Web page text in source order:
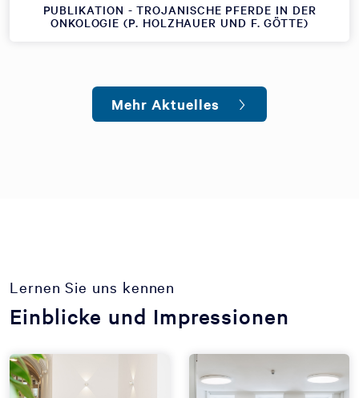
PUBLIKATION - TROJANISCHE PFERDE IN DER
ONKOLOGIE (P. HOLZHAUER UND F. GÖTTE)
Mehr Aktuelles
Lernen Sie uns kennen
Einblicke und Impressionen